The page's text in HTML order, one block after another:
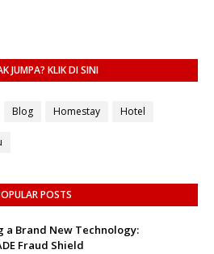
JUMPA? KLIK DI SINI
Blog Homestay Hotel
POSTS
a Brand New Technology:
Fraud Shield